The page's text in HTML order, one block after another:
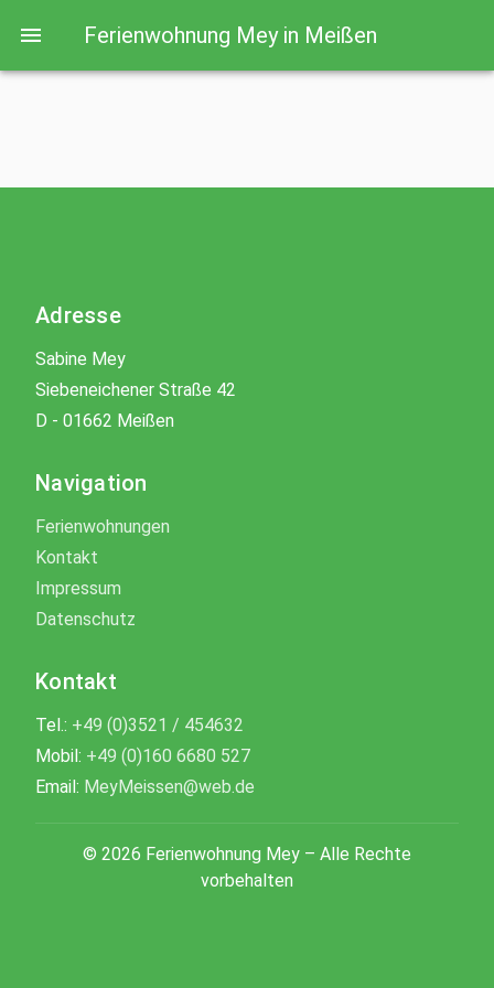
Ferienwohnung Mey in Meißen
Adresse
Sabine Mey
Siebeneichener Straße 42
D - 01662 Meißen
Navigation
Ferienwohnungen
Kontakt
Impressum
Datenschutz
Kontakt
Tel.: +49 (0)3521 / 454632
Mobil: +49 (0)160 6680 527
Email: MeyMeissen@web.de
© 2026 Ferienwohnung Mey – Alle Rechte
vorbehalten